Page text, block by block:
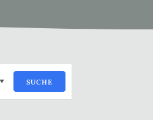
SUCHE